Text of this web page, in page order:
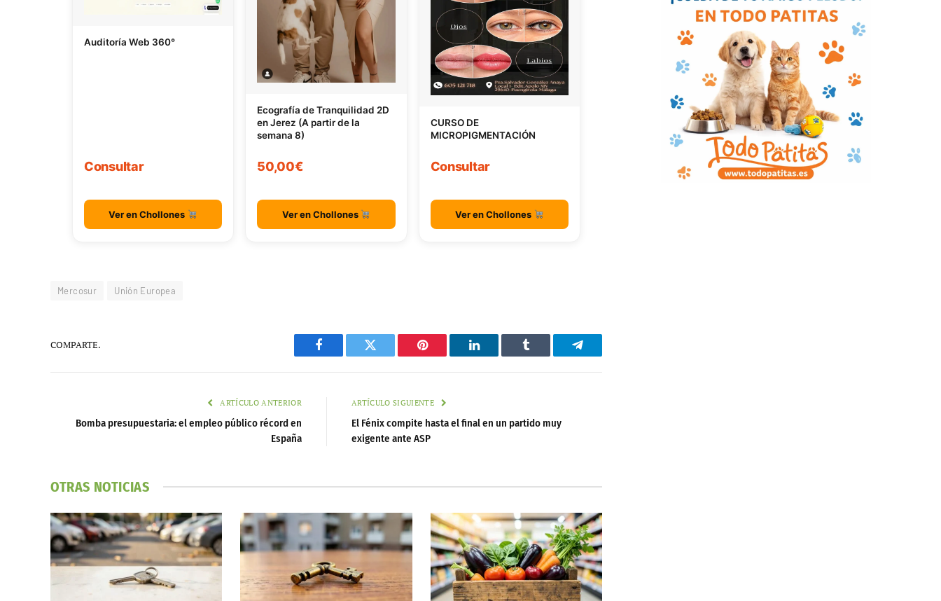
Auditoría Web 360°
Consultar
Ver en Chollones
Ecografía de Tranquilidad 2D
en Jerez (A partir de la
semana 8)
50,00€
Ver en Chollones
CURSO DE
MICROPIGMENTACIÓN
Consultar
Ver en Chollones
Mercosur Unión Europea
COMPARTE.
Facebook Twitter Pinterest LinkedIn Tumblr Telegram
ARTÍCULO ANTERIOR
Bomba presupuestaria: el empleo público récord en
España
ARTÍCULO SIGUIENTE
El Fénix compite hasta el final en un partido muy
exigente ante ASP
OTRAS NOTICIAS